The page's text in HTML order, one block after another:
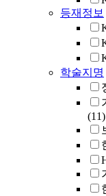
등재정보
학술지명
(11)